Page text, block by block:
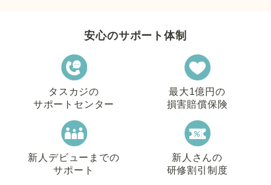
安心のサポート体制
タスカジの
サポートセンター
最大1億円の
損害賠償保険
新人デビューまでの
サポート
新人さんの
研修割引制度